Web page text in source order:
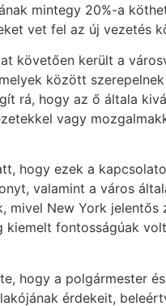
mintegy 20%-a
vet fel az új vezetés
követően került a
között
rá, hogy az ő általa
vagy
hogy ezek a
valamint a város
New York jelentős
fontosságúak
hogy a polgármester
érdekeit,